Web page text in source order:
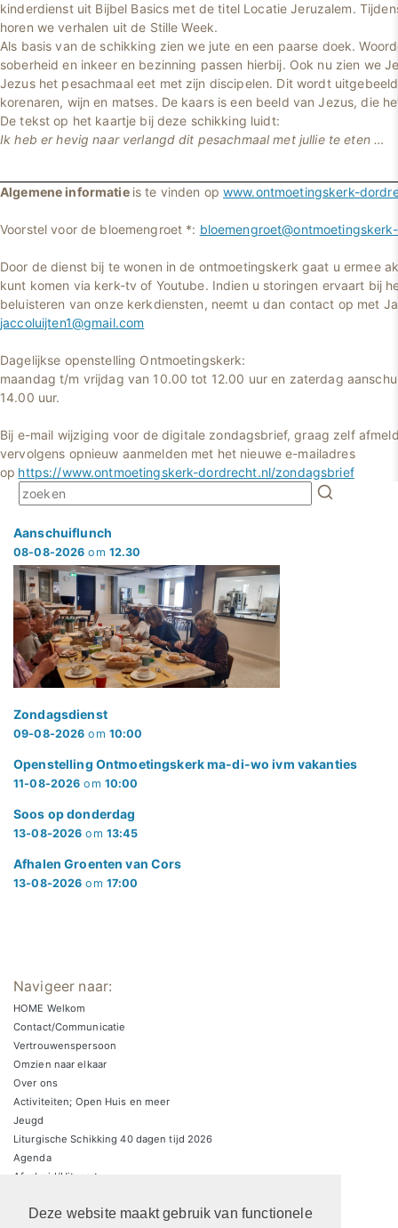
Deze website maakt gebruik van functionele
kinderdienst uit Bijbel Basics met de titel Locatie Jeruzalem.
horen we verhalen uit de Stille Week.
Als basis van de schikking zien we jute en een paarse doek.
soberheid en inkeer en bezinning passen hierbij. Ook nu zien we
Jezus het pesachmaal eet met zijn discipelen. Dit wordt
korenaren, wijn en matses. De kaars is een beeld van Jezus, die
De tekst op het kaartje bij deze schikking luidt:
Ik heb er hevig naar verlangd dit pesachmaal met jullie te eten …
Algemene informatie is te vinden opwww.ontmoetingskerk-
Voorstel voor de bloemengroet *:
Door de dienst bij te wonen in de ontmoetingskerk gaat u ermee
kunt komen via kerk-tv of Youtube. Indien u storingen ervaart bij
beluisteren van onze kerkdiensten, neemt u dan contact op met
jaccoluijten1@gmail.com
Dagelijkse openstelling Ontmoetingskerk:
maandag t/m vrijdag van 10.00 tot 12.00 uur en zaterdag
14.00 uur.
Bij e-mail wijziging voor de digitale zondagsbrief, graag zelf
vervolgens opnieuw aanmelden met het nieuwe e-mailadres
op https://www.ontmoetingskerk-dordrecht.nl/zondagsbrief
Aanschuiflunch
08-08-2026 om 12.30
Zondagsdienst
09-08-2026 om 10:00
Openstelling Ontmoetingskerk ma-di-wo ivm vakanties
11-08-2026 om 10:00
Soos op donderdag
13-08-2026 om 13:45
Afhalen Groenten van Cors
13-08-2026 om 17:00
Navigeer naar:
HOME Welkom
Contact/Communicatie
Vertrouwenspersoon
Omzien naar elkaar
Over ons
Activiteiten; Open Huis en meer
Jeugd
Liturgische Schikking 40 dagen tijd 2026
Agenda
Afscheid/Uitvaart
Zaalverhuur/parkeren